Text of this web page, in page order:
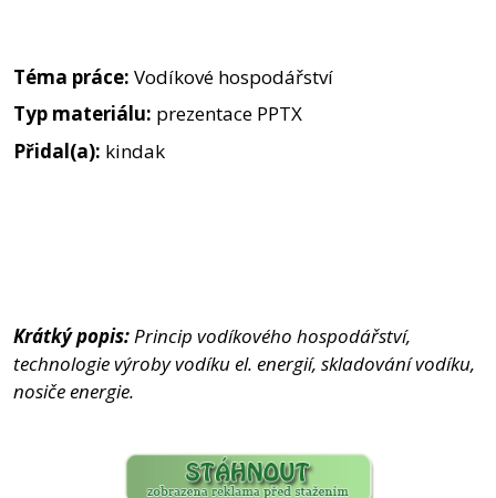
Téma práce: Vodíkové hospodářství
Typ materiálu: prezentace PPTX
Přidal(a): kindak
Krátký popis:Princip vodíkového hospodářství,
technologie výroby vodíku el. energií, skladování vodíku,
nosiče energie.